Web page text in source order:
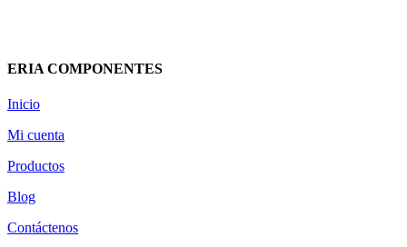
ERIA COMPONENTES
Inicio
Mi cuenta
Productos
Blog
Contáctenos